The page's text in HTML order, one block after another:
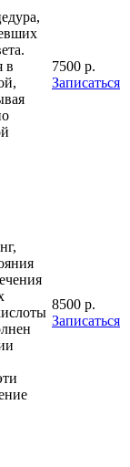
в
7500 р.
Записаться
8500 р.
Записаться